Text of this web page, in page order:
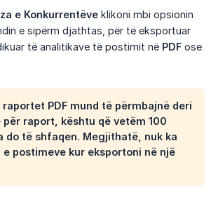
e Konkurrentëve klikoni mbi opsionin
e sipërm djathtas, për të eksportuar
të analitikave të postimit në PDF ose
raportet PDF mund të përmbajnë deri
për raport, kështu që vetëm 100
do të shfaqen. Megjithatë, nuk ka
postimeve kur eksportoni në një